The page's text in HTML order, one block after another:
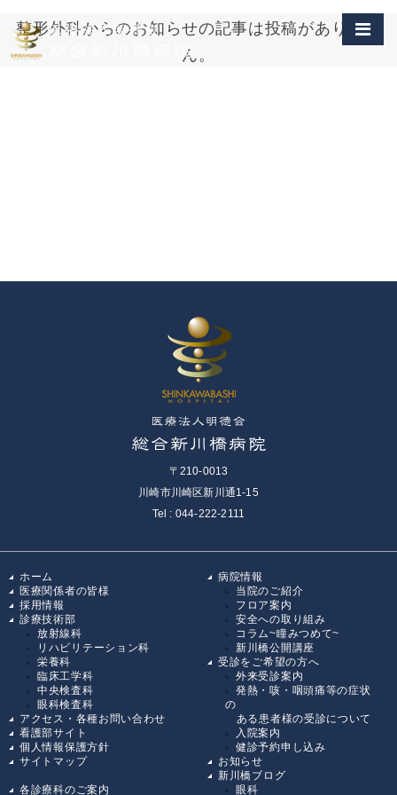
整形外科からのお知らせの記事は投稿がありませ
ん。
〒210-0013
川崎市川崎区新川通1-15
Tel : 044-222-2111
ホーム
医療関係者の皆様
採用情報
診療技術部
放射線科
リハビリテーション科
栄養科
臨床工学科
中央検査科
眼科検査科
アクセス・各種お問い合わせ
看護部サイト
個人情報保護方針
サイトマップ
病院情報
当院のご紹介
フロア案内
安全への取り組み
コラム~瞳みつめて~
新川橋公開講座
受診をご希望の方へ
外来受診案内
発熱・咳・咽頭痛等の症状
の
ある患者様の受診について
入院案内
健診予約申し込み
お知らせ
新川橋ブログ
各診療科のご案内
眼科